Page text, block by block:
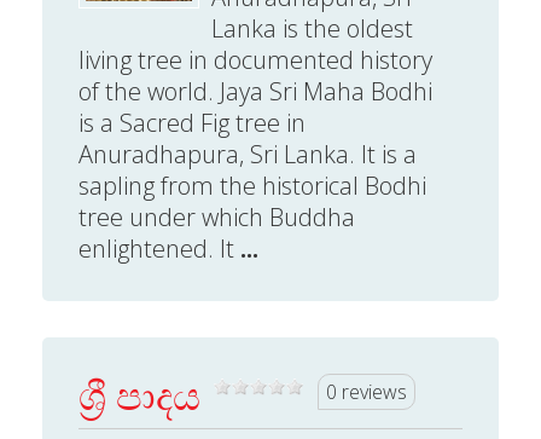
Lanka is the oldest
living tree in documented history
of the world. Jaya Sri Maha Bodhi
is a Sacred Fig tree in
Anuradhapura, Sri Lanka. It is a
sapling from the historical Bodhi
tree under which Buddha
enlightened. It ...
ශ්‍රී පාදය 0 reviews